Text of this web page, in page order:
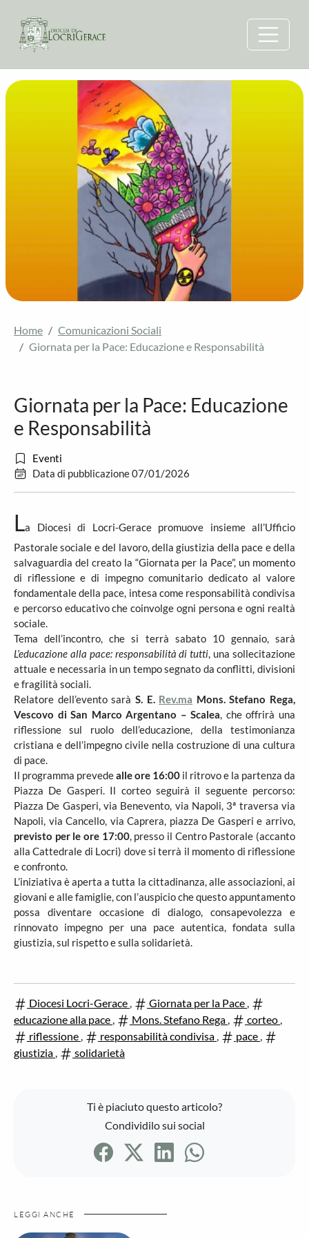
Home
Comunicazioni Sociali
Giornata per la Pace: Educazione e Responsabilità
Giornata per la Pace: Educazione
e Responsabilità
Eventi
Data di pubblicazione 07/01/2026
La Diocesi di Locri-Gerace promuove insieme all’Ufficio
Pastorale sociale e del lavoro, della giustizia della pace e della
salvaguardia del creato la “Giornata per la Pace”, un momento
di riflessione e di impegno comunitario dedicato al valore
fondamentale della pace, intesa come responsabilità condivisa
e percorso educativo che coinvolge ogni persona e ogni realtà
sociale.
Tema dell’incontro, che si terrà sabato 10 gennaio, sarà
L’educazione alla pace: responsabilità di tutti, una sollecitazione
attuale e necessaria in un tempo segnato da conflitti, divisioni
e fragilità sociali.
Relatore dell’evento sarà S. E. Rev.ma Mons. Stefano Rega,
Vescovo di San Marco Argentano – Scalea, che offrirà una
riflessione sul ruolo dell’educazione, della testimonianza
cristiana e dell’impegno civile nella costruzione di una cultura
di pace.
Il programma prevedealle ore 16:00 il ritrovo e la partenza da
Piazza De Gasperi. Il corteo seguirà il seguente percorso:
Piazza De Gasperi, via Benevento, via Napoli, 3ª traversa via
Napoli, via Cancello, via Caprera, piazza De Gasperi e arrivo,
previsto per le ore 17:00, presso il Centro Pastorale (accanto
alla Cattedrale di Locri) dove si terrà il momento di riflessione
e confronto.
L’iniziativa è aperta a tutta la cittadinanza, alle associazioni, ai
giovani e alle famiglie, con l’auspicio che questo appuntamento
possa diventare occasione di dialogo, consapevolezza e
rinnovato impegno per una pace autentica, fondata sulla
giustizia, sul rispetto e sulla solidarietà.
Diocesi Locri-Gerace , Giornata per la Pace ,
educazione alla pace , Mons. Stefano Rega , corteo ,
riflessione , responsabilità condivisa , pace ,
giustizia , solidarietà
Ti è piaciuto questo articolo?
Condividilo sui social
LEGGI ANCHE